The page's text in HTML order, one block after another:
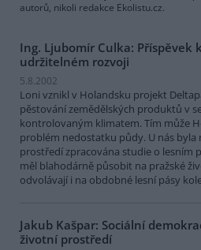
autorů, nikoli redakce Ekolistu.cz.
Ing. Ljubomír Culka: Příspěvek
udržitelném rozvoji
5.8.2002
Loni vznikl v Holandsku projekt
pěstování zemědělských produktů v
kontrolovaným klimatem. Tím může
problém nedostatku půdy. U nás
prostředí zpracována studie o lesním
měl blahodárně působit na pražské
odvolávají i na obdobné lesní pásy
Jakub Kašpar: Sociální
životní prostředí